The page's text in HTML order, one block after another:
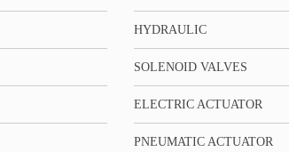
HYDRAULIC
SOLENOID VALVES
ELECTRIC ACTUATOR
PNEUMATIC ACTUATOR